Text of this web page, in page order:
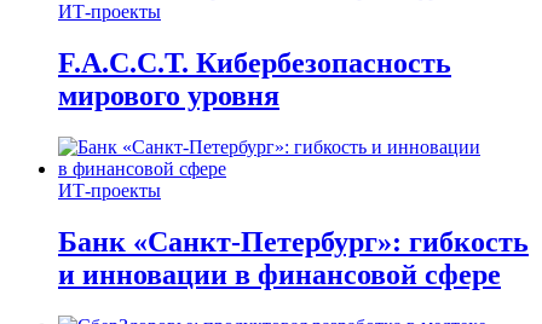
ИТ-проекты
F.A.C.C.T. Кибербезопасность
мирового уровня
ИТ-проекты
Банк «Санкт-Петербург»: гибкость
и инновации в финансовой сфере